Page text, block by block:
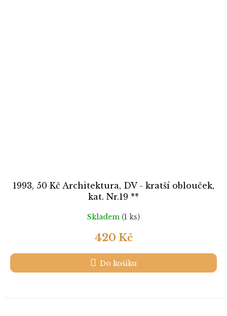
1993, 50 Kč Architektura, DV - kratší oblouček,
kat. Nr.19 **
Skladem (1 ks)
420 Kč
Do košíku